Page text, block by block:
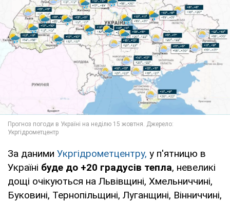
За даними Укргідрометцентру, у п'ятницю в
Україні буде до +20 градусів тепла, невеликі
дощі очікуються на Львівщині, Хмельниччині,
Буковині, Тернопільщині, Луганщині, Вінниччині,